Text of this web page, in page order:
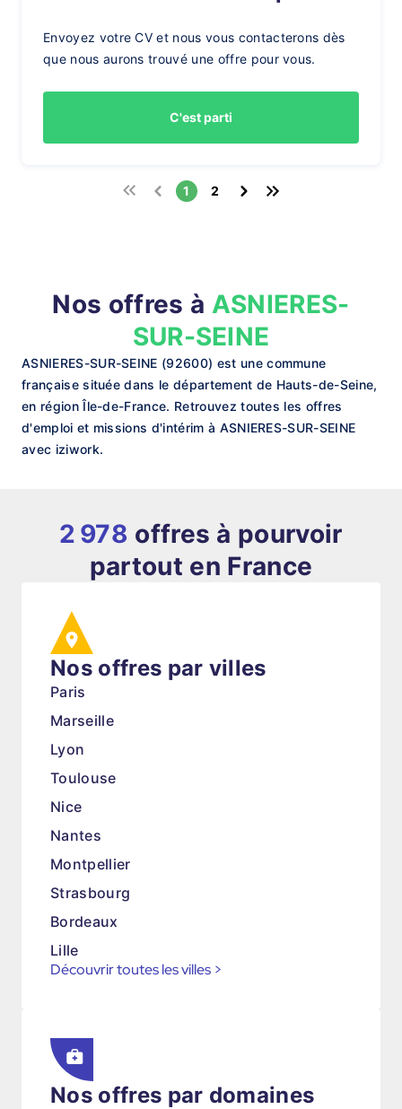
Envoyez votre CV et nous vous contacterons dès
que nous aurons trouvé une offre pour vous.
C'est parti
1 2
Nos offres à ASNIERES-
SUR-SEINE
ASNIERES-SUR-SEINE (92600) est une commune
française située dans le département de Hauts-de-Seine,
en région Île-de-France. Retrouvez toutes les offres
d'emploi et missions d'intérim à ASNIERES-SUR-SEINE
avec iziwork.
2 978 offres à pourvoir
partout en France
Nos offres par villes
Paris
Marseille
Lyon
Toulouse
Nice
Nantes
Montpellier
Strasbourg
Bordeaux
Lille
Découvrir toutes les villes >
Nos offres par domaines